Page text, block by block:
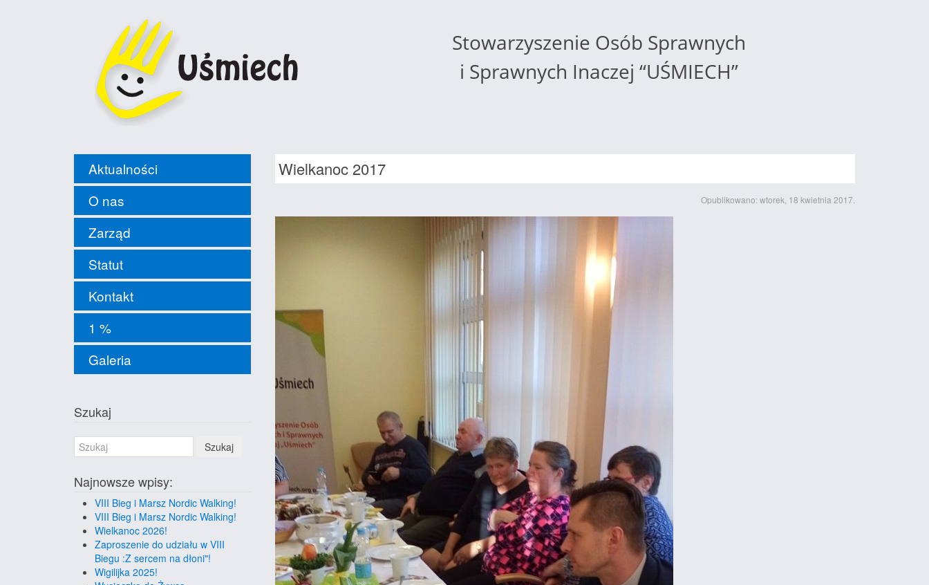
Stowarzyszenie Osób Sprawnych
i Sprawnych Inaczej “UŚMIECH”
Aktualności
O nas
Zarząd
Statut
Kontakt
1 %
Galeria
Szukaj
Szukaj
Najnowsze wpisy:
VIII Bieg i Marsz Nordic Walking!
VIII Bieg i Marsz Nordic Walking!
Wielkanoc 2026!
Zaproszenie do udziału w VIII
Biegu :Z sercem na dłoni"!
Wigilijka 2025!
Wielkanoc 2017
Opublikowano: wtorek, 18 kwietnia 2017.